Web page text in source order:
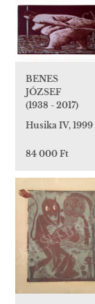
BENES
JÓZSEF
(1938 - 2017)
Husika IV, 1999
84 000 Ft